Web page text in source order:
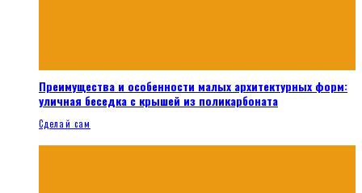
Преимущества и особенности малых архитектурных форм:
уличная беседка с крышей из поликарбоната
Сделай сам